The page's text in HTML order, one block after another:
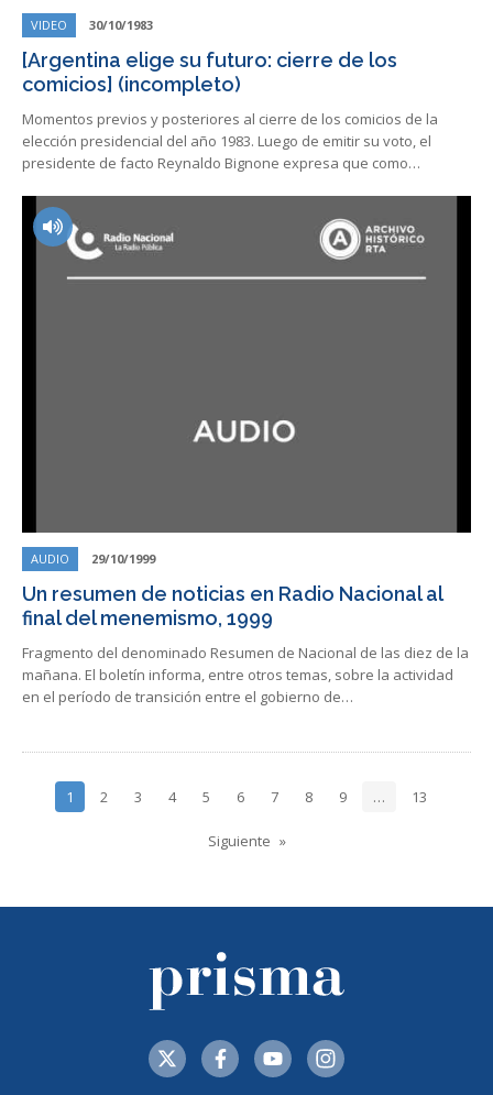
VIDEO 30/10/1983
[Argentina elige su futuro: cierre de los
comicios] (incompleto)
Momentos previos y posteriores al cierre de los comicios de la
elección presidencial del año 1983. Luego de emitir su voto, el
presidente de facto Reynaldo Bignone expresa que como…
AUDIO 29/10/1999
Un resumen de noticias en Radio Nacional al
final del menemismo, 1999
Fragmento del denominado Resumen de Nacional de las diez de la
mañana. El boletín informa, entre otros temas, sobre la actividad
en el período de transición entre el gobierno de…
1 2 3 4 5 6 7 8 9 … 13
Siguiente